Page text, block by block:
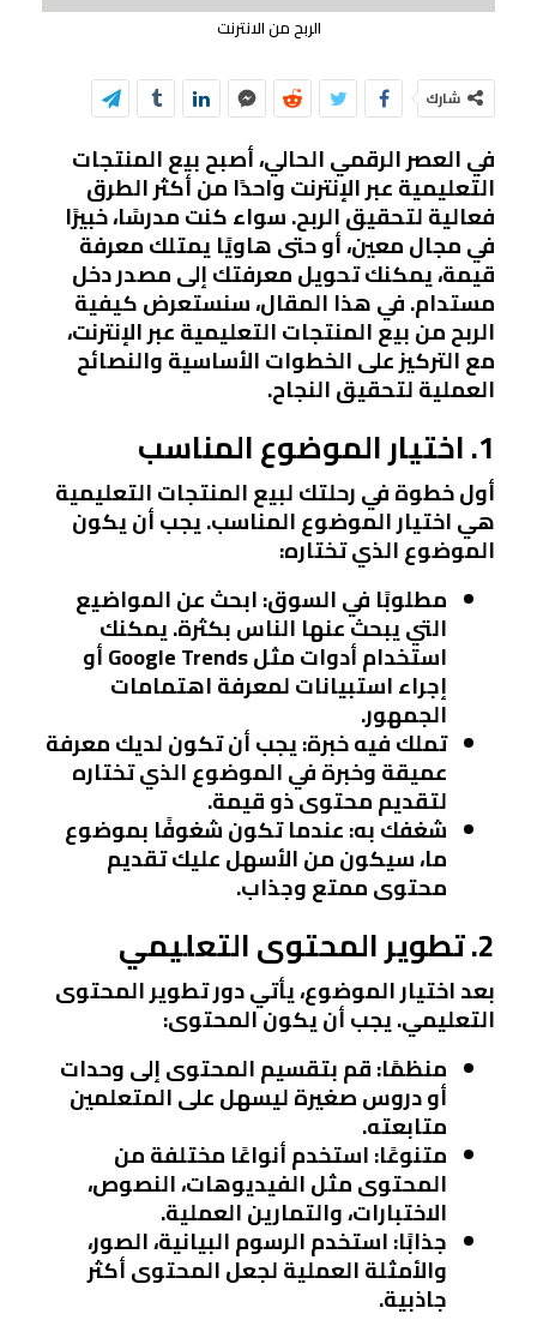
الربح من الانترنت
شارك
في العصر الرقمي الحالي، أصبح بيع المنتجات
التعليمية عبر الإنترنت واحدًا من أكثر الطرق
فعالية لتحقيق الربح. سواء كنت مدرسًا، خبيرًا
في مجال معين، أو حتى هاويًا يمتلك معرفة
قيمة، يمكنك تحويل معرفتك إلى مصدر دخل
مستدام. في هذا المقال، سنستعرض كيفية
الربح من بيع المنتجات التعليمية عبر الإنترنت،
مع التركيز على الخطوات الأساسية والنصائح
العملية لتحقيق النجاح.
1. اختيار الموضوع المناسب
أول خطوة في رحلتك لبيع المنتجات التعليمية
هي اختيار الموضوع المناسب. يجب أن يكون
الموضوع الذي تختاره:
مطلوبًا في السوق: ابحث عن المواضيع
التي يبحث عنها الناس بكثرة. يمكنك
استخدام أدوات مثل Google Trends أو
إجراء استبيانات لمعرفة اهتمامات
الجمهور.
تملك فيه خبرة: يجب أن تكون لديك معرفة
عميقة وخبرة في الموضوع الذي تختاره
لتقديم محتوى ذو قيمة.
شغفك به: عندما تكون شغوفًا بموضوع
ما، سيكون من الأسهل عليك تقديم
محتوى ممتع وجذاب.
2. تطوير المحتوى التعليمي
بعد اختيار الموضوع، يأتي دور تطوير المحتوى
التعليمي. يجب أن يكون المحتوى:
منظمًا: قم بتقسيم المحتوى إلى وحدات
أو دروس صغيرة ليسهل على المتعلمين
متابعته.
متنوعًا: استخدم أنواعًا مختلفة من
المحتوى مثل الفيديوهات، النصوص،
الاختبارات، والتمارين العملية.
جذابًا: استخدم الرسوم البيانية، الصور،
والأمثلة العملية لجعل المحتوى أكثر
جاذبية.